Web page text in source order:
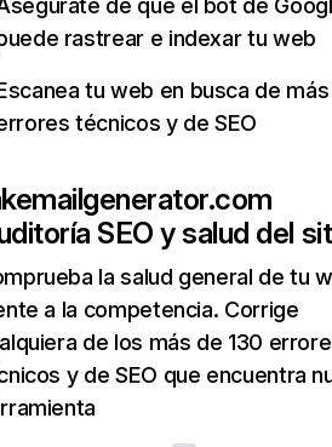
de que el bot de
rastrear e indexar tu web
tu web en busca de
técnicos y de SEO
SEO y salud del
la salud general de tu
a la competencia. Corrige
de los más de 130
y de SEO que encuentra